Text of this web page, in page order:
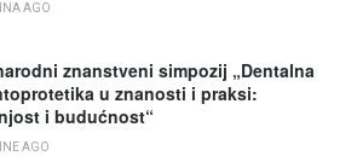
AGO
znanstveni simpozij „Dentalna
u znanosti i praksi:
i budućnost“
AGO